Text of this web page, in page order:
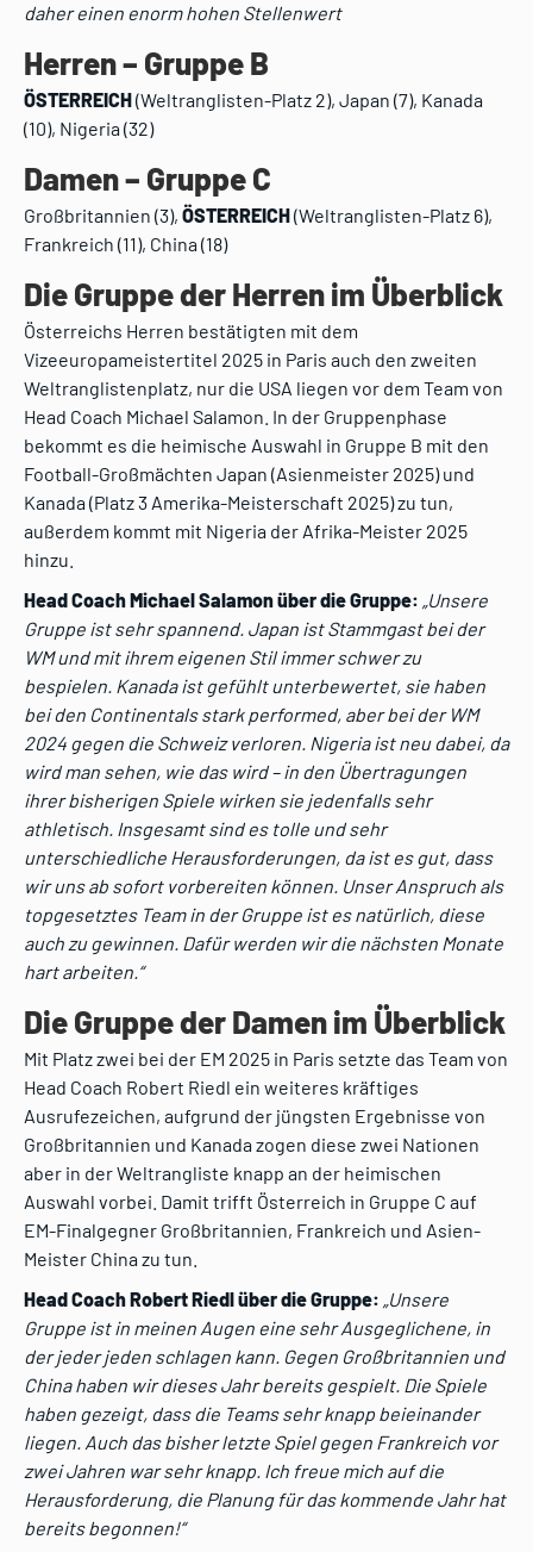
daher einen enorm hohen Stellenwert
Herren – Gruppe B
ÖSTERREICH(Weltranglisten-Platz 2), Japan (7), Kanada
(10), Nigeria (32)
Damen – Gruppe C
Großbritannien (3), ÖSTERREICH(Weltranglisten-Platz 6),
Frankreich (11), China (18)
Die Gruppe der Herren im Überblick
Österreichs Herren bestätigten mit dem
Vizeeuropameistertitel 2025 in Paris auch den zweiten
Weltranglistenplatz, nur die USA liegen vor dem Team von
Head Coach Michael Salamon. In der Gruppenphase
bekommt es die heimische Auswahl in Gruppe B mit den
Football-Großmächten Japan (Asienmeister 2025) und
Kanada (Platz 3 Amerika-Meisterschaft 2025) zu tun,
außerdem kommt mit Nigeria der Afrika-Meister 2025
hinzu.
Head Coach Michael Salamon über die Gruppe: „Unsere
Gruppe ist sehr spannend. Japan ist Stammgast bei der
WM und mit ihrem eigenen Stil immer schwer zu
bespielen. Kanada ist gefühlt unterbewertet, sie haben
bei den Continentals stark performed, aber bei der WM
2024 gegen die Schweiz verloren. Nigeria ist neu dabei, da
wird man sehen, wie das wird – in den Übertragungen
ihrer bisherigen Spiele wirken sie jedenfalls sehr
athletisch. Insgesamt sind es tolle und sehr
unterschiedliche Herausforderungen, da ist es gut, dass
wir uns ab sofort vorbereiten können. Unser Anspruch als
topgesetztes Team in der Gruppe ist es natürlich, diese
auch zu gewinnen. Dafür werden wir die nächsten Monate
hart arbeiten.“
Die Gruppe der Damen im Überblick
Mit Platz zwei bei der EM 2025 in Paris setzte das Team von
Head Coach Robert Riedl ein weiteres kräftiges
Ausrufezeichen, aufgrund der jüngsten Ergebnisse von
Großbritannien und Kanada zogen diese zwei Nationen
aber in der Weltrangliste knapp an der heimischen
Auswahl vorbei. Damit trifft Österreich in Gruppe C auf
EM-Finalgegner Großbritannien, Frankreich und Asien-
Meister China zu tun.
Head Coach Robert Riedl über die Gruppe: „Unsere
Gruppe ist in meinen Augen eine sehr Ausgeglichene, in
der jeder jeden schlagen kann. Gegen Großbritannien und
China haben wir dieses Jahr bereits gespielt. Die Spiele
haben gezeigt, dass die Teams sehr knapp beieinander
liegen. Auch das bisher letzte Spiel gegen Frankreich vor
zwei Jahren war sehr knapp. Ich freue mich auf die
Herausforderung, die Planung für das kommende Jahr hat
bereits begonnen!“